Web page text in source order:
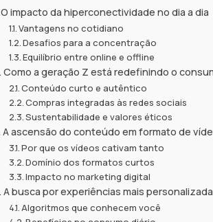
O impacto da hiperconectividade no dia a dia
Vantagens no cotidiano
Desafios para a concentração
Equilíbrio entre online e offline
Como a geração Z está redefinindo o
Conteúdo curto e autêntico
Compras integradas às redes sociais
Sustentabilidade e valores éticos
A ascensão do conteúdo em formato de
Por que os vídeos cativam tanto
Domínio dos formatos curtos
Impacto no marketing digital
A busca por experiências mais
Algoritmos que conhecem você